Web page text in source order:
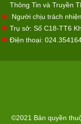
Thông Tin và Truyền
Người chịu trách
Trụ sở: Số C18-TT6
Điện thoại:
©2021 Bản quyền